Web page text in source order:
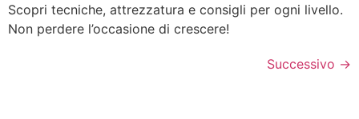
Scopri tecniche, attrezzatura e consigli per ogni livello.
Non perdere l’occasione di crescere!
Successivo →